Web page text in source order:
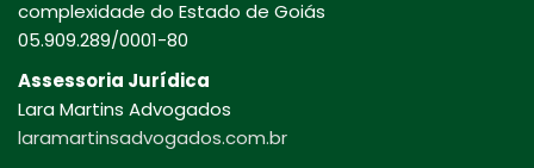
complexidade do Estado de Goiás
05.909.289/0001-80
Assessoria Jurídica
Lara Martins Advogados
laramartinsadvogados.com.br